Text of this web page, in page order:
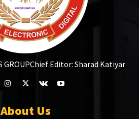
GROUPChief Editor: Sharad Katiyar
About Us